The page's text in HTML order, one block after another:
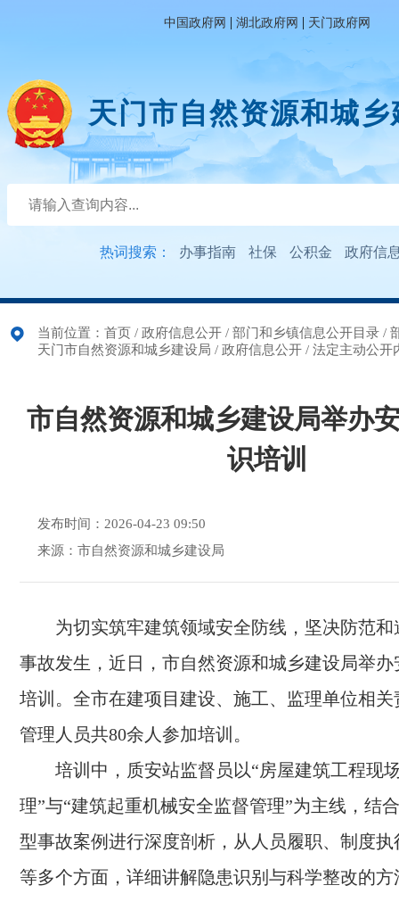
中国政府网 | 湖北政府网 | 天门政府网
天门市自然资源和城
热词搜索： 办事指南 社保 公积金 政府信
当前位置： 首页 / 政府信息公开 / 部门和乡镇信息公开目录 /
天门市自然资源和城乡建设局 / 政府信息公开 / 法定主动公开
市自然资源和城乡建设局举办
识培训
发布时间：2026-04-23 09:50
来源：市自然资源和城乡建设局
为切实筑牢建筑领域安全防线，坚决防范
事故发生，近日，市自然资源和城乡建设局举
培训。全市在建项目建设、施工、监理单位相
管理人员共80余人参加培训。
培训中，质安站监督员以“房屋建筑工程现
理”与“建筑起重机械安全监督管理”为主线，结
型事故案例进行深度剖析，从人员履职、制度
等多个方面，详细讲解隐患识别与科学整改的